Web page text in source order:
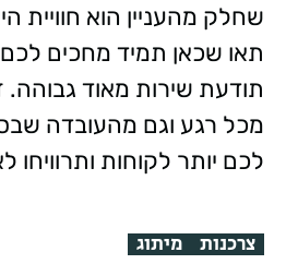
שחלק מהעניין הוא חוויית
תאו שכאן תמיד מחכים
תודעת שירות מאוד גבוהה.
מכל רגע וגם מהעובדה
לכם יותר לקוחות
צרכנות מיתוג